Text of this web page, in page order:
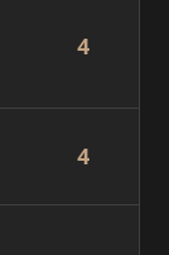
4
4